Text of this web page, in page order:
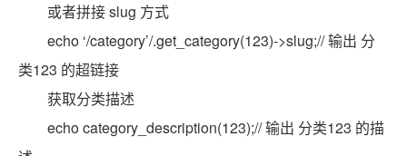
或者拼接 slug 方式
echo ‘/category’/.get_category(123)->slug;// 输出 分
类123 的超链接
获取分类描述
echo category_description(123);// 输出 分类123 的描